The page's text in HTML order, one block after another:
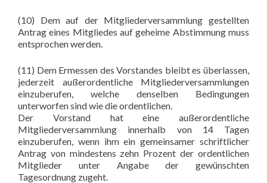
(10) Dem auf der Mitgliederversammlung gestellten
Antrag eines Mitgliedes auf geheime Abstimmung muss
entsprochen werden.
(11) Dem Ermessen des Vorstandes bleibt es überlassen,
jederzeit außerordentliche Mitgliederversammlungen
einzuberufen, welche denselben Bedingungen
unterworfen sind wie die ordentlichen.
Der Vorstand hat eine außerordentliche
Mitgliederversammlung innerhalb von 14 Tagen
einzuberufen, wenn ihm ein gemeinsamer schriftlicher
Antrag von mindestens zehn Prozent der ordentlichen
Mitglieder unter Angabe der gewünschten
Tagesordnung zugeht.